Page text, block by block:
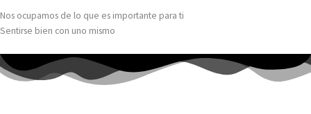
Nos ocupamos de lo que es importante para ti
Sentirse bien con uno mismo